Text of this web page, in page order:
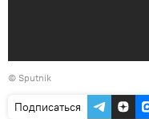
© Sputnik
Подписаться